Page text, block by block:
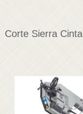
Corte Sierra Cinta